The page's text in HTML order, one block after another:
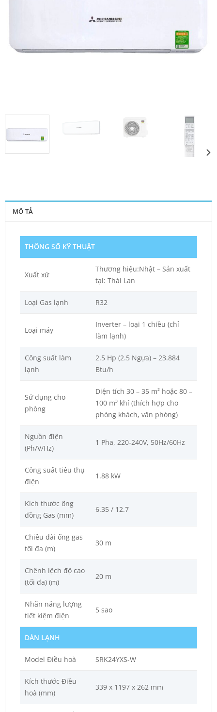
MÔ TẢ
THÔNG SỐ KỸ THUẬT
Xuất xứ
Thương hiệu:Nhật – Sản xuất
tại: Thái Lan
Loại Gas lạnh R32
Loại máy
Inverter – loại 1 chiều (chỉ
làm lạnh)
Công suất làm
lạnh
2.5 Hp (2.5 Ngựa) – 23.884
Btu/h
Sử dụng cho
phòng
Diện tích 30 – 35 m² hoặc 80 –
100 m³ khí (thích hợp cho
phòng khách, văn phòng)
Nguồn điện
(Ph/V/Hz)
1 Pha, 220-240V, 50Hz/60Hz
Công suất tiêu thụ
điện
1.88 kW
Kích thước ống
đồng Gas (mm)
6.35 / 12.7
Chiều dài ống gas
tối đa (m)
30 m
Chênh lệch độ cao
(tối đa) (m)
20 m
Nhãn năng lượng
tiết kiệm điện
5 sao
DÀN LẠNH
Model Điều hoà SRK24YXS-W
Kích thước Điều
hoà (mm)
339 x 1197 x 262 mm